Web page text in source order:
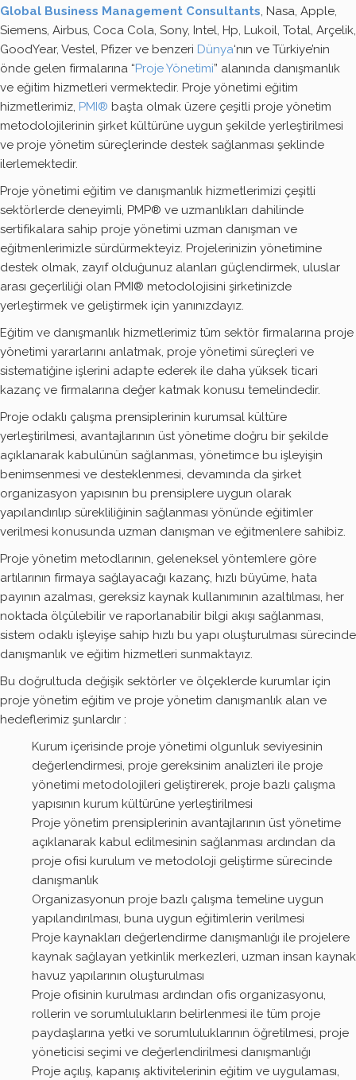
Global Business Management Consultants, Nasa, Apple,
Siemens, Airbus, Coca Cola, Sony, Intel, Hp, Lukoil, Total, Arçelik,
GoodYear, Vestel, Pfizer ve benzeri Dünya‘nın ve Türkiye’nin
önde gelen firmalarına “Proje Yönetimi” alanında danışmanlık
ve eğitim hizmetleri vermektedir. Proje yönetimi eğitim
hizmetlerimiz, PMI® başta olmak üzere çeşitli proje yönetim
metodolojilerinin şirket kültürüne uygun şekilde yerleştirilmesi
ve proje yönetim süreçlerinde destek sağlanması şeklinde
ilerlemektedir.
Proje yönetimi eğitim ve danışmanlık hizmetlerimizi çeşitli
sektörlerde deneyimli, PMP® ve uzmanlıkları dahilinde
sertifikalara sahip proje yönetimi uzman danışman ve
eğitmenlerimizle sürdürmekteyiz. Projelerinizin yönetimine
destek olmak, zayıf olduğunuz alanları güçlendirmek, uluslar
arası geçerliliği olan PMI® metodolojisini şirketinizde
yerleştirmek ve geliştirmek için yanınızdayız.
Eğitim ve danışmanlık hizmetlerimiz tüm sektör firmalarına proje
yönetimi yararlarını anlatmak, proje yönetimi süreçleri ve
sistematiğine işlerini adapte ederek ile daha yüksek ticari
kazanç ve firmalarına değer katmak konusu temelindedir.
Proje odaklı çalışma prensiplerinin kurumsal kültüre
yerleştirilmesi, avantajlarının üst yönetime doğru bir şekilde
açıklanarak kabulünün sağlanması, yönetimce bu işleyişin
benimsenmesi ve desteklenmesi, devamında da şirket
organizasyon yapısının bu prensiplere uygun olarak
yapılandırılıp sürekliliğinin sağlanması yönünde eğitimler
verilmesi konusunda uzman danışman ve eğitmenlere sahibiz.
Proje yönetim metodlarının, geleneksel yöntemlere göre
artılarının firmaya sağlayacağı kazanç, hızlı büyüme, hata
payının azalması, gereksiz kaynak kullanımının azaltılması, her
noktada ölçülebilir ve raporlanabilir bilgi akışı sağlanması,
sistem odaklı işleyişe sahip hızlı bu yapı oluşturulması sürecinde
danışmanlık ve eğitim hizmetleri sunmaktayız.
Bu doğrultuda değişik sektörler ve ölçeklerde kurumlar için
proje yönetim eğitim ve proje yönetim danışmanlık alan ve
hedeflerimiz şunlardır :
Kurum içerisinde proje yönetimi olgunluk seviyesinin
değerlendirmesi, proje gereksinim analizleri ile proje
yönetimi metodolojileri geliştirerek, proje bazlı çalışma
yapısının kurum kültürüne yerleştirilmesi
Proje yönetim prensiplerinin avantajlarının üst yönetime
açıklanarak kabul edilmesinin sağlanması ardından da
proje ofisi kurulum ve metodoloji geliştirme sürecinde
danışmanlık
Organizasyonun proje bazlı çalışma temeline uygun
yapılandırılması, buna uygun eğitimlerin verilmesi
Proje kaynakları değerlendirme danışmanlığı ile projelere
kaynak sağlayan yetkinlik merkezleri, uzman insan kaynak
havuz yapılarının oluşturulması
Proje ofisinin kurulması ardından ofis organizasyonu,
rollerin ve sorumlulukların belirlenmesi ile tüm proje
paydaşlarına yetki ve sorumluluklarının öğretilmesi, proje
yöneticisi seçimi ve değerlendirilmesi danışmanlığı
Proje açılış, kapanış aktivitelerinin eğitim ve uygulaması,